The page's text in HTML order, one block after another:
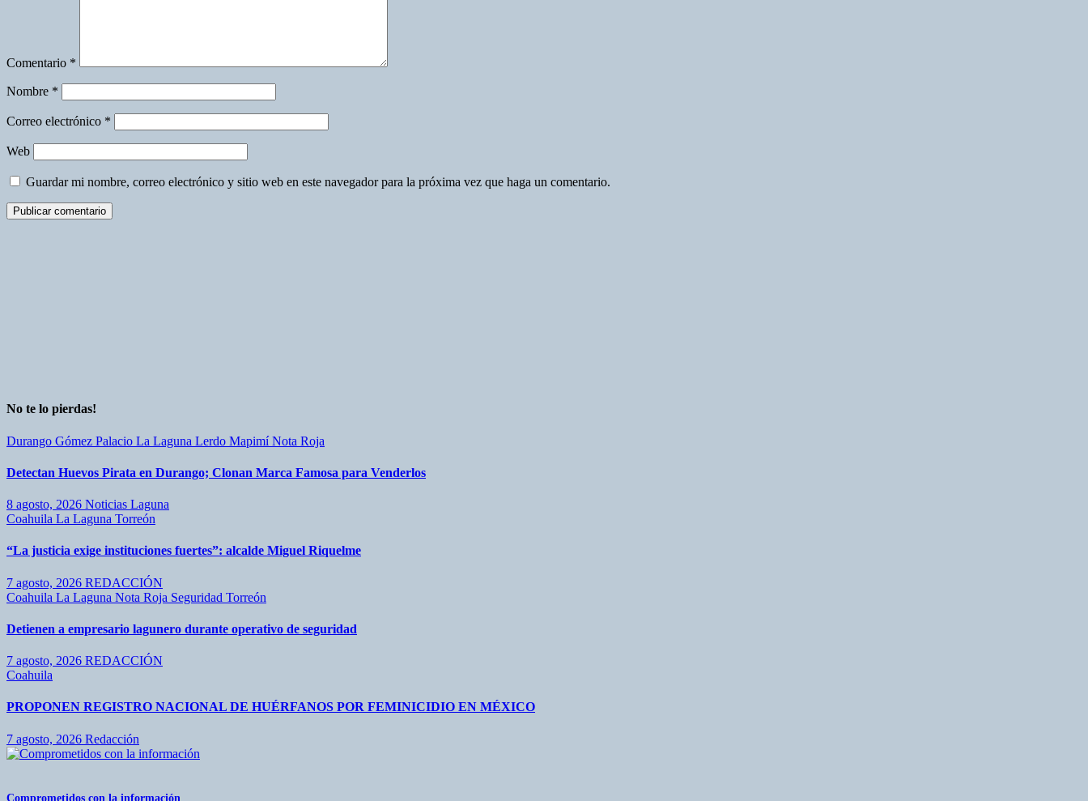
Comentario *
Nombre *
Correo electrónico *
Web
Guardar mi nombre, correo electrónico y sitio web en este navegador para la próxima vez que haga un comentario.
No te lo pierdas!
Durango Gómez Palacio La Laguna Lerdo MapimíNota Roja
Detectan Huevos Pirata en Durango; Clonan Marca Famosa para Venderlos
8 agosto, 2026 Noticias Laguna
Coahuila La Laguna Torreón
“La justicia exige instituciones fuertes”: alcalde Miguel Riquelme
7 agosto, 2026 REDACCIÓN
Coahuila La Laguna Nota Roja Seguridad Torreón
Detienen a empresario lagunero durante operativo de seguridad
7 agosto, 2026 REDACCIÓN
Coahuila
PROPONEN REGISTRO NACIONAL DE HUÉRFANOS POR FEMINICIDIO EN MÉXICO
7 agosto, 2026 Redacción
Comprometidos con la información